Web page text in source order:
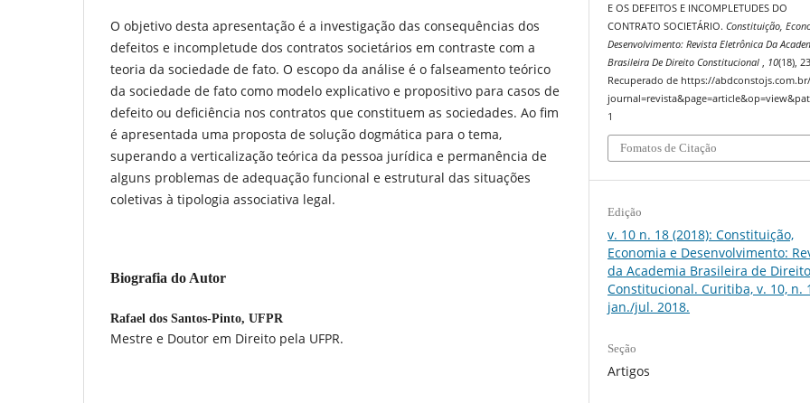
O objetivo desta apresentação é a investigação das consequências dos
defeitos e incompletude dos contratos societários em contraste com a
teoria da sociedade de fato. O escopo da análise é o falseamento teórico
da sociedade de fato como modelo explicativo e propositivo para casos de
defeito ou deficiência nos contratos que constituem as sociedades. Ao fim
é apresentada uma proposta de solução dogmática para o tema,
superando a verticalização teórica da pessoa jurídica e permanência de
alguns problemas de adequação funcional e estrutural das situações
coletivas à tipologia associativa legal.
Biografia do Autor
Rafael dos Santos-Pinto, UFPR
Mestre e Doutor em Direito pela UFPR.
E OS DEFEITOS E INCOMPLETUDES DO
CONTRATO SOCIETÁRIO.Constituição,
Desenvolvimento: Revista Eletrônica Da
Brasileira De Direito Constitucional, 10(18),
Recuperado de https://
1
Fomatos de Citação
Edição
v. 10 n. 18 (2018): Constituição,
Economia e Desenvolvimento:
da Academia Brasileira de Direito
Constitucional. Curitiba, v. 10, n.
jan./jul. 2018.
Seção
Artigos